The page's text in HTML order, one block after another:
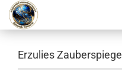
Erzulies Zauberspiegel